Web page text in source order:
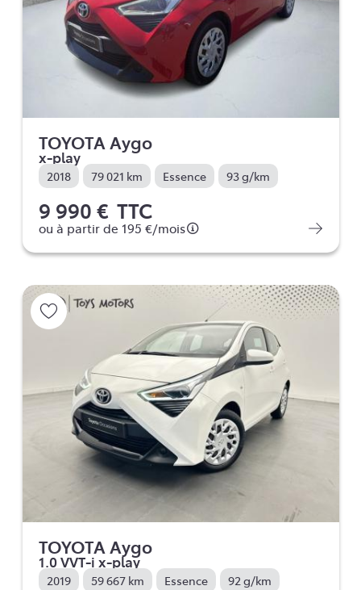
TOYOTA Aygo
x-play
2018 79 021 km Essence 93 g/km
9 990 € TTC
ou à partir de 195 €/mois
TOYOTA Aygo
1.0 VVT-i x-play
2019 59 667 km Essence 92 g/km